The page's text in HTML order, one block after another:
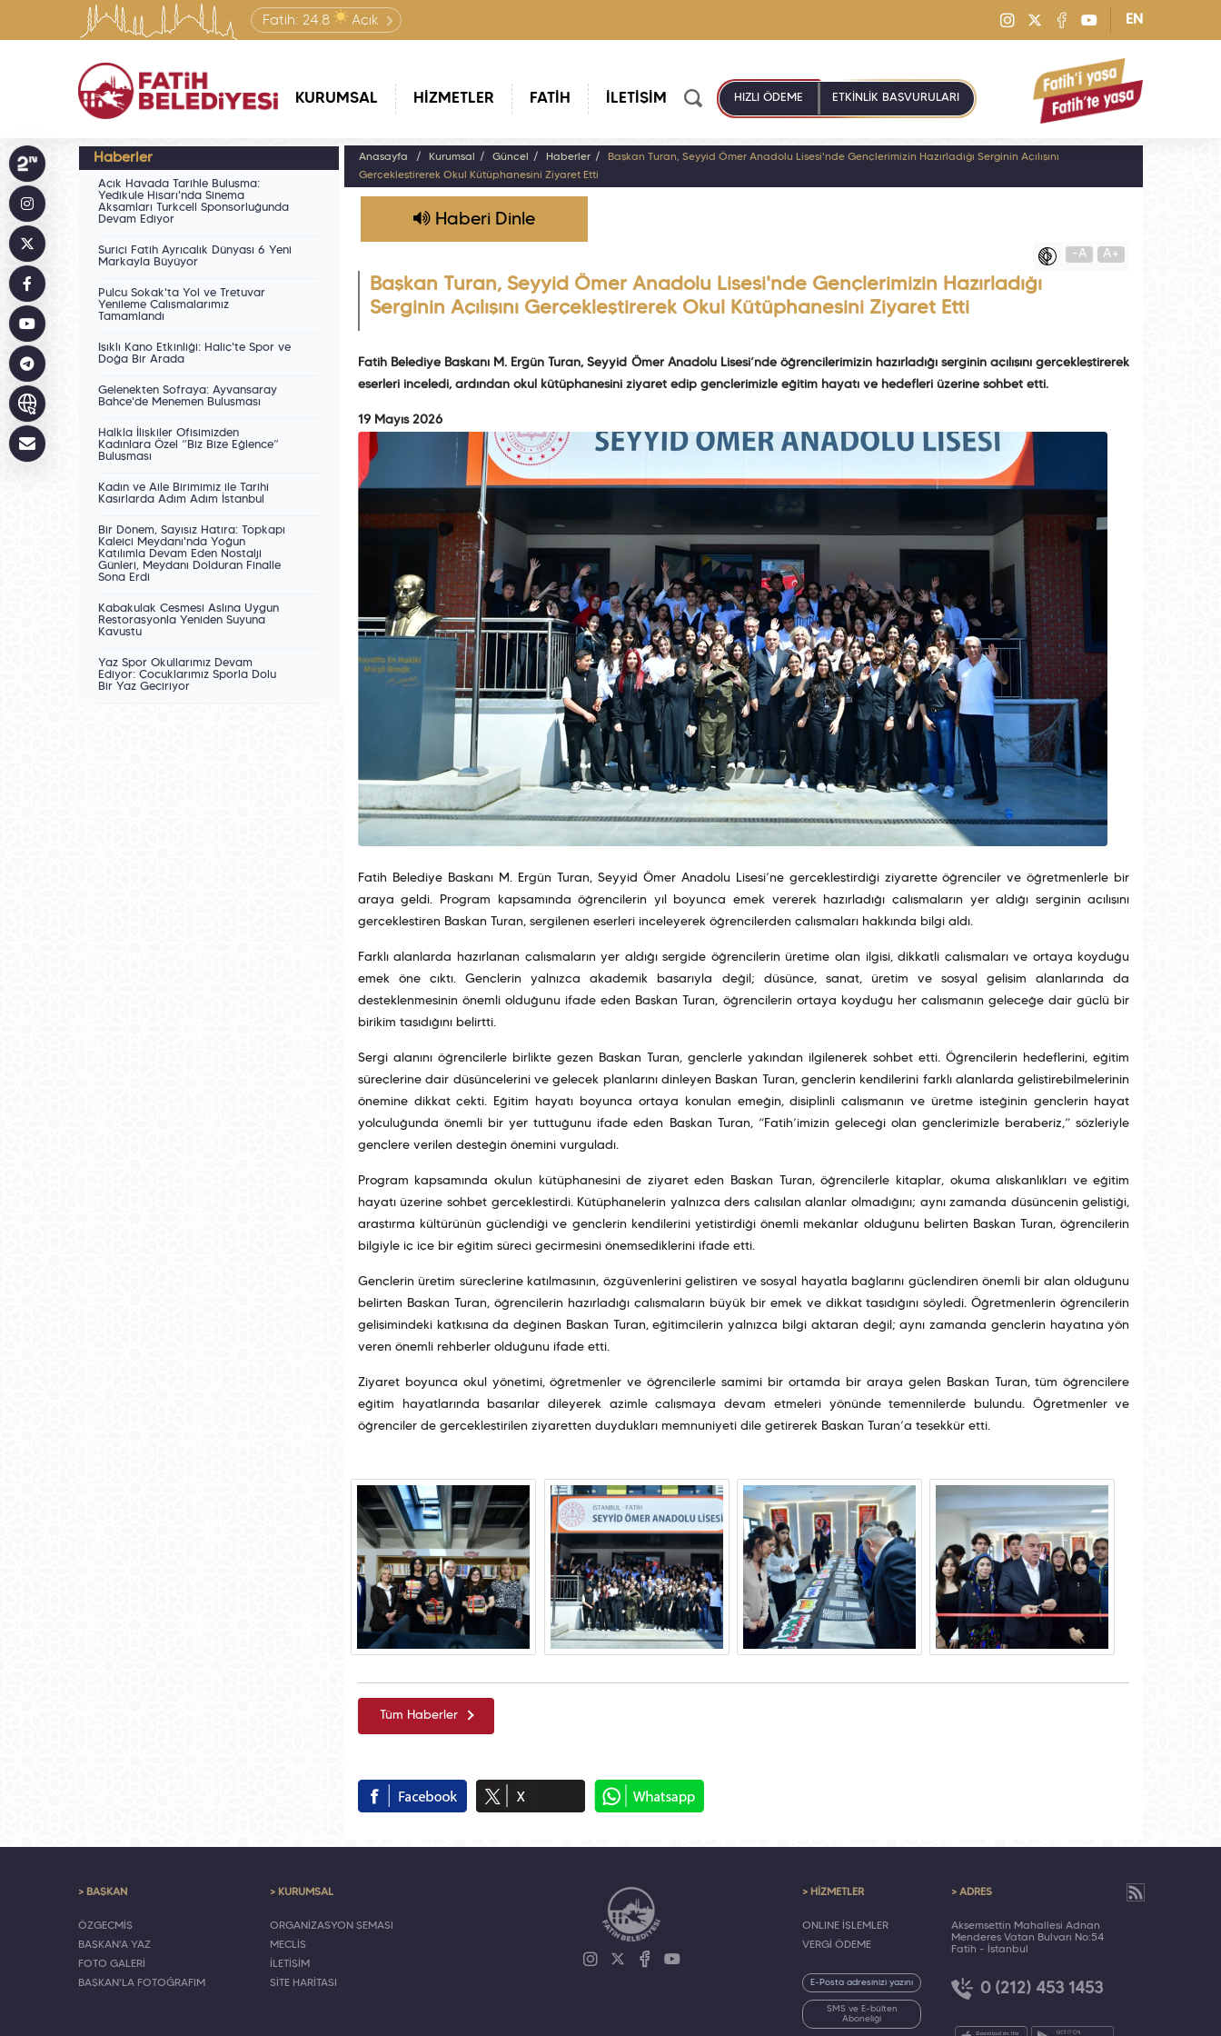
Fatih: 24.8 Açık EN
KURUMSAL HİZMETLER FATİH İLETİŞİM HIZLI ÖDEME ETKİNLİK BAŞVURULARI
Haberler
Açık Havada Tarihle Buluşma:
Yedikule Hisarı'nda Sinema
Akşamları Turkcell Sponsorluğunda
Devam Ediyor
Suriçi Fatih Ayrıcalık Dünyası 6 Yeni
Markayla Büyüyor
Pulcu Sokak'ta Yol ve Tretuvar
Yenileme Çalışmalarımız
Tamamlandı
Işıklı Kano Etkinliği: Haliç'te Spor ve
Doğa Bir Arada
Gelenekten Sofraya: Ayvansaray
Bahçe'de Menemen Buluşması
Halkla İlişkiler Ofisimizden
Kadınlara Özel “Biz Bize Eğlence”
Buluşması
Kadın ve Aile Birimimiz ile Tarihî
Kasırlarda Adım Adım İstanbul
Bir Dönem, Sayısız Hatıra: Topkapı
Kaleiçi Meydanı'nda Yoğun
Katılımla Devam Eden Nostalji
Günleri, Meydanı Dolduran Finalle
Sona Erdi
Kabakulak Çeşmesi Aslına Uygun
Restorasyonla Yeniden Suyuna
Kavuştu
Yaz Spor Okullarımız Devam
Ediyor: Çocuklarımız Sporla Dolu
Bir Yaz Geçiriyor
Anasayfa Kurumsal Güncel Haberler
Başkan Turan, Seyyid Ömer Anadolu Lisesi'nde Gençlerimizin Hazırladığı Serginin Açılışını
Gerçekleştirerek Okul Kütüphanesini Ziyaret Etti
Haberi Dinle
-A A+
Başkan Turan, Seyyid Ömer Anadolu Lisesi'nde Gençlerimizin Hazırladığı
Serginin Açılışını Gerçekleştirerek Okul Kütüphanesini Ziyaret Etti
Fatih Belediye Başkanı M. Ergün Turan, Seyyid Ömer Anadolu Lisesi’nde öğrencilerimizin hazırladığı serginin açılışını gerçekleştirerek
eserleri inceledi, ardından okul kütüphanesini ziyaret edip gençlerimizle eğitim hayatı ve hedefleri üzerine sohbet etti.
19 Mayıs 2026
Fatih Belediye Başkanı M. Ergün Turan, Seyyid Ömer Anadolu Lisesi’ne gerçekleştirdiği ziyarette öğrenciler ve öğretmenlerle bir
araya geldi. Program kapsamında öğrencilerin yıl boyunca emek vererek hazırladığı çalışmaların yer aldığı serginin açılışını
gerçekleştiren Başkan Turan, sergilenen eserleri inceleyerek öğrencilerden çalışmaları hakkında bilgi aldı.
Farklı alanlarda hazırlanan çalışmaların yer aldığı sergide öğrencilerin üretime olan ilgisi, dikkatli çalışmaları ve ortaya koyduğu
emek öne çıktı. Gençlerin yalnızca akademik başarıyla değil; düşünce, sanat, üretim ve sosyal gelişim alanlarında da
desteklenmesinin önemli olduğunu ifade eden Başkan Turan, öğrencilerin ortaya koyduğu her çalışmanın geleceğe dair güçlü bir
birikim taşıdığını belirtti.
Sergi alanını öğrencilerle birlikte gezen Başkan Turan, gençlerle yakından ilgilenerek sohbet etti. Öğrencilerin hedeflerini, eğitim
süreçlerine dair düşüncelerini ve gelecek planlarını dinleyen Başkan Turan, gençlerin kendilerini farklı alanlarda geliştirebilmelerinin
önemine dikkat çekti. Eğitim hayatı boyunca ortaya konulan emeğin, disiplinli çalışmanın ve üretme isteğinin gençlerin hayat
yolculuğunda önemli bir yer tuttuğunu ifade eden Başkan Turan, “Fatih’imizin geleceği olan gençlerimizle beraberiz,” sözleriyle
gençlere verilen desteğin önemini vurguladı.
Program kapsamında okulun kütüphanesini de ziyaret eden Başkan Turan, öğrencilerle kitaplar, okuma alışkanlıkları ve eğitim
hayatı üzerine sohbet gerçekleştirdi. Kütüphanelerin yalnızca ders çalışılan alanlar olmadığını; aynı zamanda düşüncenin geliştiği,
araştırma kültürünün güçlendiği ve gençlerin kendilerini yetiştirdiği önemli mekânlar olduğunu belirten Başkan Turan, öğrencilerin
bilgiyle iç içe bir eğitim süreci geçirmesini önemsediklerini ifade etti.
Gençlerin üretim süreçlerine katılmasının, özgüvenlerini geliştiren ve sosyal hayatla bağlarını güçlendiren önemli bir alan olduğunu
belirten Başkan Turan, öğrencilerin hazırladığı çalışmaların büyük bir emek ve dikkat taşıdığını söyledi. Öğretmenlerin öğrencilerin
gelişimindeki katkısına da değinen Başkan Turan, eğitimcilerin yalnızca bilgi aktaran değil; aynı zamanda gençlerin hayatına yön
veren önemli rehberler olduğunu ifade etti.
Ziyaret boyunca okul yönetimi, öğretmenler ve öğrencilerle samimi bir ortamda bir araya gelen Başkan Turan, tüm öğrencilere
eğitim hayatlarında başarılar dileyerek azimle çalışmaya devam etmeleri yönünde temennilerde bulundu. Öğretmenler ve
öğrenciler de gerçekleştirilen ziyaretten duydukları memnuniyeti dile getirerek Başkan Turan’a teşekkür etti.
Tüm Haberler
> BAŞKAN
ÖZGEÇMİŞ
BAŞKAN'A YAZ
FOTO GALERİ
BAŞKAN'LA FOTOĞRAFIM
> KURUMSAL
ORGANİZASYON ŞEMASI
MECLİS
İLETİŞİM
SİTE HARİTASI
> HİZMETLER
ONLINE İŞLEMLER
VERGİ ÖDEME
SMS ve E-bülten
Aboneliği
> ADRES
Akşemsettin Mahallesi Adnan
Menderes Vatan Bulvarı No:54
Fatih - İstanbul
0 (212) 453 1453